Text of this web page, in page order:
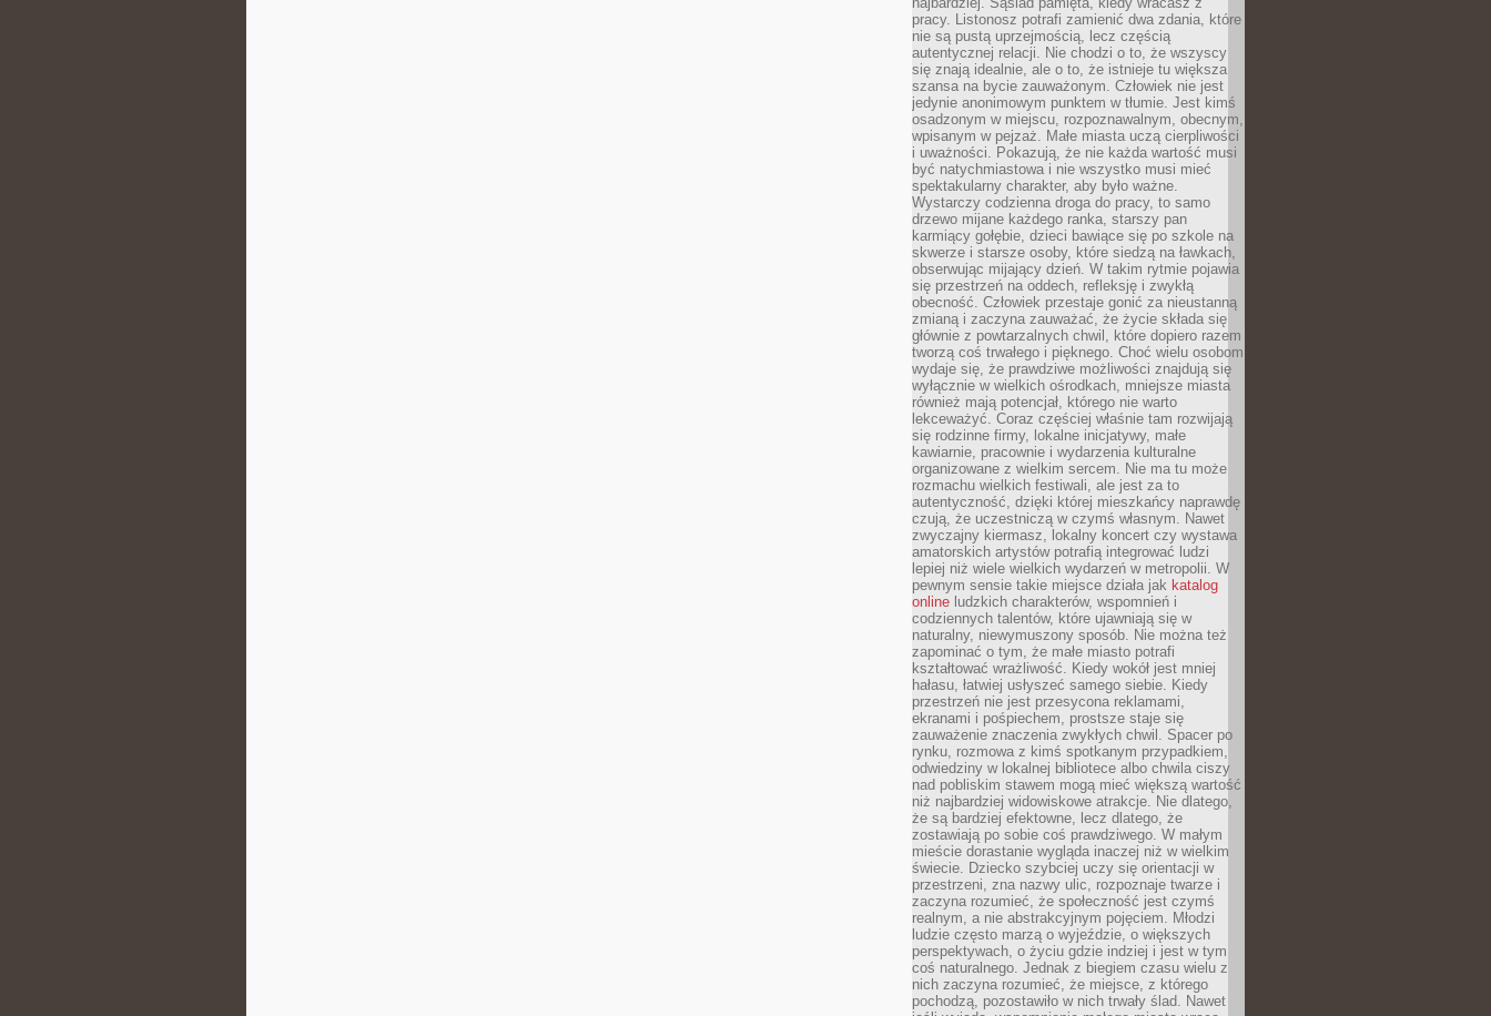
pracy. Listonosz potrafi zamienić dwa zdania, które
nie są pustą uprzejmością, lecz częścią
autentycznej relacji. Nie chodzi o to, że wszyscy
się znają idealnie, ale o to, że istnieje tu większa
szansa na bycie zauważonym. Człowiek nie jest
jedynie anonimowym punktem w tłumie. Jest kimś
osadzonym w miejscu, rozpoznawalnym, obecnym,
wpisanym w pejzaż. Małe miasta uczą cierpliwości
i uważności. Pokazują, że nie każda wartość musi
być natychmiastowa i nie wszystko musi mieć
spektakularny charakter, aby było ważne.
Wystarczy codzienna droga do pracy, to samo
drzewo mijane każdego ranka, starszy pan
karmiący gołębie, dzieci bawiące się po szkole na
skwerze i starsze osoby, które siedzą na ławkach,
obserwując mijający dzień. W takim rytmie pojawia
się przestrzeń na oddech, refleksję i zwykłą
obecność. Człowiek przestaje gonić za nieustanną
zmianą i zaczyna zauważać, że życie składa się
głównie z powtarzalnych chwil, które dopiero razem
tworzą coś trwałego i pięknego. Choć wielu osobom
wydaje się, że prawdziwe możliwości znajdują się
wyłącznie w wielkich ośrodkach, mniejsze miasta
również mają potencjał, którego nie warto
lekceważyć. Coraz częściej właśnie tam rozwijają
się rodzinne firmy, lokalne inicjatywy, małe
kawiarnie, pracownie i wydarzenia kulturalne
organizowane z wielkim sercem. Nie ma tu może
rozmachu wielkich festiwali, ale jest za to
autentyczność, dzięki której mieszkańcy naprawdę
czują, że uczestniczą w czymś własnym. Nawet
zwyczajny kiermasz, lokalny koncert czy wystawa
amatorskich artystów potrafią integrować ludzi
lepiej niż wiele wielkich wydarzeń w metropolii. W
pewnym sensie takie miejsce działa jak katalog
online ludzkich charakterów, wspomnień i
codziennych talentów, które ujawniają się w
naturalny, niewymuszony sposób. Nie można też
zapominać o tym, że małe miasto potrafi
kształtować wrażliwość. Kiedy wokół jest mniej
hałasu, łatwiej usłyszeć samego siebie. Kiedy
przestrzeń nie jest przesycona reklamami,
ekranami i pośpiechem, prostsze staje się
zauważenie znaczenia zwykłych chwil. Spacer po
rynku, rozmowa z kimś spotkanym przypadkiem,
odwiedziny w lokalnej bibliotece albo chwila ciszy
nad pobliskim stawem mogą mieć większą wartość
niż najbardziej widowiskowe atrakcje. Nie dlatego,
że są bardziej efektowne, lecz dlatego, że
zostawiają po sobie coś prawdziwego. W małym
mieście dorastanie wygląda inaczej niż w wielkim
świecie. Dziecko szybciej uczy się orientacji w
przestrzeni, zna nazwy ulic, rozpoznaje twarze i
zaczyna rozumieć, że społeczność jest czymś
realnym, a nie abstrakcyjnym pojęciem. Młodzi
ludzie często marzą o wyjeździe, o większych
perspektywach, o życiu gdzie indziej i jest w tym
coś naturalnego. Jednak z biegiem czasu wielu z
nich zaczyna rozumieć, że miejsce, z którego
pochodzą, pozostawiło w nich trwały ślad. Nawet